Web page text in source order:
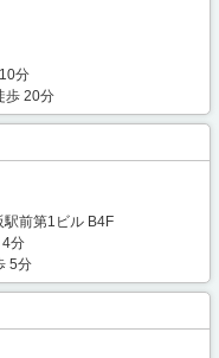
分
歩 20分
前第1ビル B4F
分
5分